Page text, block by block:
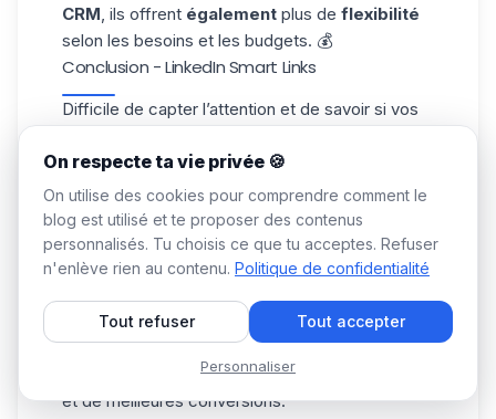
CRM, ils offrent également plus de flexibilité
selon les besoins et les budgets. 💰
Conclusion - LinkedIn Smart Links
Difficile de capter l’attention et de savoir si vos
pour obtenir un retour et une visibilité sur l’intérêt
réel de vos prospects. 👀
Avec les Smart Links, plus besoin de deviner ✅ :
vous gagnez du temps, partagez votre contenu
de façon centralisée, suivez précisément
approche en fonction de leurs interactions.
Résultat ? Des prospectsmieuxqualifiés, des
relances plus pertinentes, un suivi plus efficace
et de meilleures conversions.
On respecte ta vie privée 🍪
On utilise des cookies pour comprendre comment le
blog est utilisé et te proposer des contenus
personnalisés. Tu choisis ce que tu acceptes. Refuser
n'enlève rien au contenu. Politique de confidentialité
Tout refuser Tout accepter
Personnaliser